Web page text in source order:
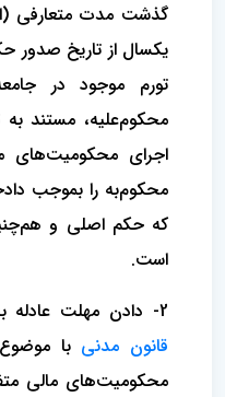
گذشت مدت متعارفی
یکسال از تاریخ صدور
تورم موجود در
اجرای محکومیت‌های
محکوم‌به را بموجب
که حکم اصلی و
است.
2- دادن مهلت عادله به مدیون، موضوع
قانون مدنی
محکومیت‌های مالی